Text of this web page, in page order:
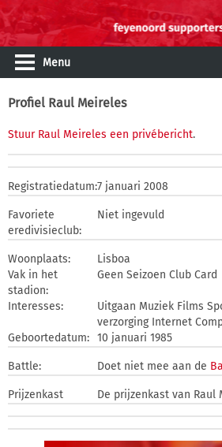
Menu
Profiel Raul Meireles
Stuur Raul Meireles een privébericht.
Registratiedatum:7 januari 2008
Favoriete
eredivisieclub:
Niet ingevuld
Woonplaats:
Lisboa
Vak in het
stadion:
Geen Seizoen Club Card
Interesses:
Uitgaan Muziek Films
verzorging Internet
Geboortedatum: 10 januari 1985
Battle: Doet niet mee aan de
Prijzenkast De prijzenkast van Raul